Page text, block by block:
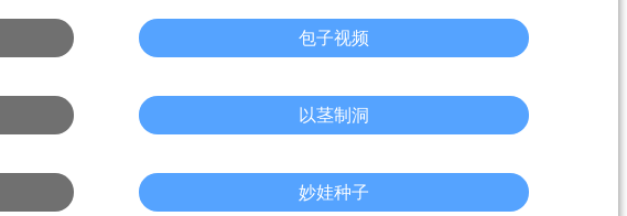
包子视频
以茎制洞
妙娃种子